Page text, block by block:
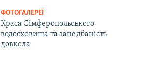
ФОТОГАЛЕРЕЇ
Краса Сімферопольського
водосховища та занедбаність
довкола